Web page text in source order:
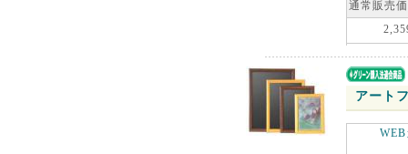
通常販売
アート